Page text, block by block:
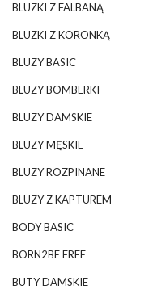
BLUZKI Z FALBANĄ
BLUZKI Z KORONKĄ
BLUZY BASIC
BLUZY BOMBERKI
BLUZY DAMSKIE
BLUZY MĘSKIE
BLUZY ROZPINANE
BLUZY Z KAPTUREM
BODY BASIC
BORN2BE FREE
BUTY DAMSKIE